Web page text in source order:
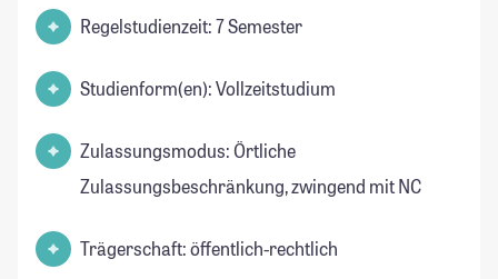
Regelstudienzeit: 7 Semester
Studienform(en): Vollzeitstudium
Zulassungsmodus: Örtliche
Zulassungsbeschränkung, zwingend mit NC
Trägerschaft: öffentlich-rechtlich